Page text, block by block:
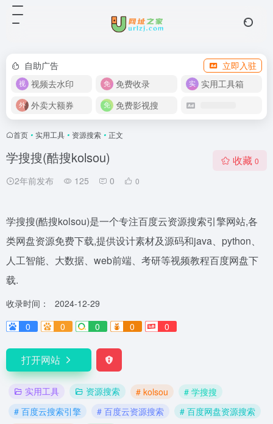
自助广告
立即入驻
视频去水印
免费收录
实用工具箱
外卖大额券
免费影视搜
首页 • 实用工具 • 资源搜索 • 正文
学搜搜(酷搜kolsou)
2年前发布 125 0 0
收藏 0
学搜搜(酷搜kolsou)是一个专注百度云资源搜索引擎网站,各
类网盘资源免费下载,提供设计素材及源码和java、python、
人工智能、大数据、web前端、考研等视频教程百度网盘下
载.
收录时间：
2024-12-29
0
0 0 0 0
打开网站
实用工具 资源搜索 # kolsou
# 学搜搜
# 百度云搜索引擎
# 百度云资源搜索
# 百度网盘资源搜索